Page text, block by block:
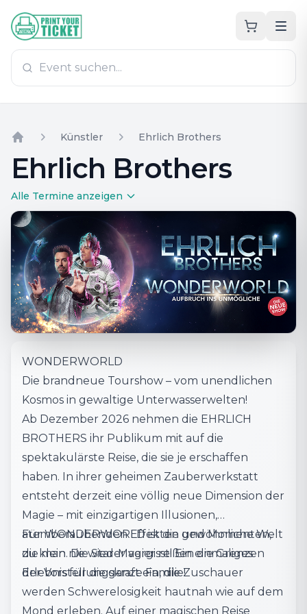
Zum Hauptinhalt
PrintYourTicket
Künstler Ehrlich Brothers
Ehrlich Brothers
Alle Termine anzeigen
WONDERWORLD
Die brandneue Tourshow – vom unendlichen
Kosmos in gewaltige Unterwasserwelten!
Ab Dezember 2026 nehmen die EHRLICH
BROTHERS ihr Publikum mit auf die
spektakulärste Reise, die sie je erschaffen
haben. In ihrer geheimen Zauberwerkstatt
entsteht derzeit eine völlig neue Dimension der
Magie – mit einzigartigen Illusionen,
atemberaubenden Effekten und Momenten,
die man nie wieder vergisst! Ein einmaliges
Erlebnis für die ganze Familie!
Für WONDERWORLD ist die gewöhnliche Welt
zu klein. Die Star-Magier reißen die Grenzen
der Vorstellungskraft ein, die Zuschauer
werden Schwerelosigkeit hautnah wie auf dem
Mond erleben. Auf einer magischen Reise